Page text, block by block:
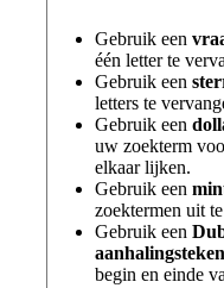
Gebruik een
één letter te
Gebruik een
letters te
Gebruik een
uw zoekterm
elkaar lijken.
Gebruik een
zoektermen uit
Gebruik een
begin en einde